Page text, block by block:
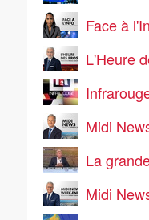
Face à
L'Heure
Midi
La grande
Midi